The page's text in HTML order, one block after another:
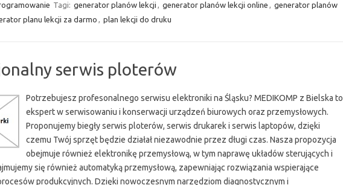
Tagi: generator planów lekcji , generator planów lekcji online , generator planów
planu lekcji za darmo , plan lekcji do druku
serwis ploterów
Potrzebujesz profesonalnego serwisu elektroniki na Śląsku? MEDIKOMP z Bielska to
ekspert w serwisowaniu i konserwacji urządzeń biurowych oraz przemysłowych.
Proponujemy biegły serwis ploterów, serwis drukarek i serwis laptopów, dzięki
czemu Twój sprzęt będzie działał niezawodnie przez długi czas. Nasza propozycja
obejmuje również elektronikę przemysłową, w tym naprawę układów sterujących i
się również automatyką przemysłową, zapewniając rozwiązania wspierające
produkcyjnych. Dzięki nowoczesnym narzędziom diagnostycznym i